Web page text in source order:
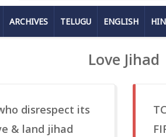
ARCHIVES TELUGU ENGLISH
Love Jihad
disrespect its
& land jihad